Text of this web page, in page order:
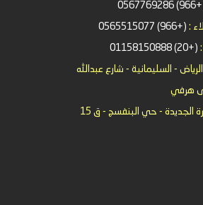
(+966)
:
(+966) 0565515077
(+20) 01158150888
- السليمانية - شارع عبدالله
هرفي
الجديدة - حي البنفسج - ق 15